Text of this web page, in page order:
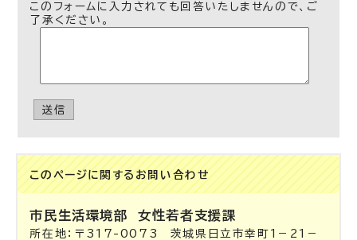
このフォームに入力されても回答いたしませんので、ご
了承ください。
送信
このページに関する お問い合わせ
市民生活環境部女性若者支援課
所在地：〒317-0073 茨城県日立市幸町1－21－